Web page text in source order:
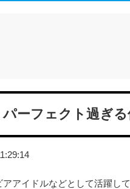
ーフェクト過ぎ
アアイドルなどとして活躍し